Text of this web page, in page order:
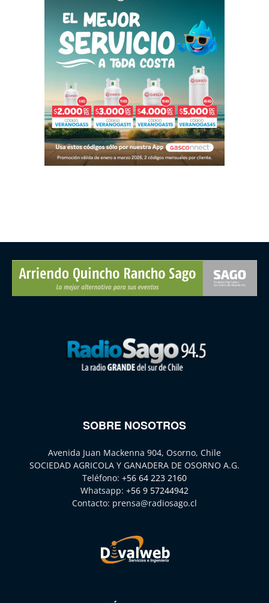
SOBRE NOSOTROS
Avenida Juan Mackenna 904, Osorno, Chile
SOCIEDAD AGRICOLA Y GANADERA DE OSORNO A.G.
Teléfono: +56 64 223 2160
Whatsapp: +56 9 57244942
Contacto: prensa@radiosago.cl